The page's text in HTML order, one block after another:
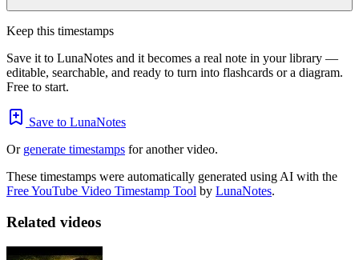
Keep this timestamps
Save it to LunaNotes and it becomes a real note in your library —
editable, searchable, and ready to turn into flashcards or a diagram.
Free to start.
Save to LunaNotes
Or generate timestamps for another video.
These timestamps were automatically generated using AI with the
Free YouTube Video Timestamp Tool by LunaNotes.
Related videos